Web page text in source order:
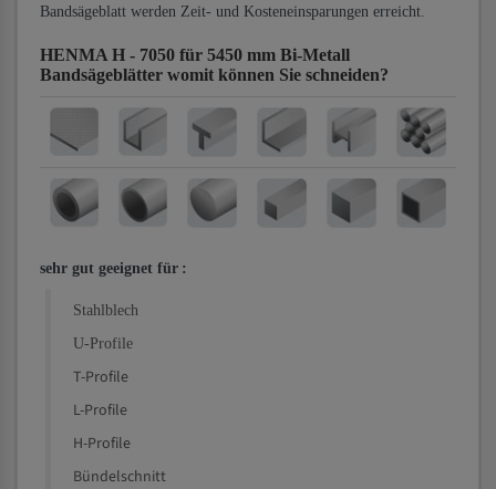
Bandsägeblatt werden Zeit- und Kosteneinsparungen erreicht.
HENMA H - 7050 für 5450 mm Bi-Metall
Bandsägeblätter womit können Sie schneiden?
sehr gut geeignet für :
Stahlblech
U-Profile
T-Profile
L-Profile
H-Profile
Bündelschnitt